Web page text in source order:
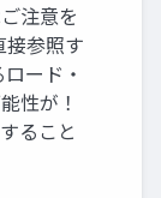
注意を
接参照す
ード・
性が！
ること